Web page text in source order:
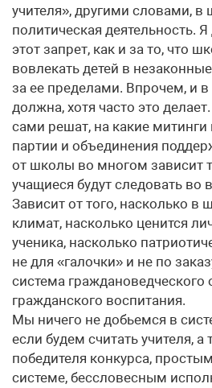
учителя», другими словами,
политическая деятельность.
этот запрет, как и за то, что
вовлекать детей в
за ее пределами. Впрочем, и
должна, хотя часто это
сами решат, на какие митинги
партии и объединения
от школы во многом зависит
учащиеся будут следовать во
Зависит от того, насколько в
климат, насколько ценится
ученика, насколько
не для «галочки» и не по
система граждановедческого
гражданского воспитания.
Мы ничего не добьемся в
если будем считать учителя, а
победителя конкурса,
системе, бессловесным